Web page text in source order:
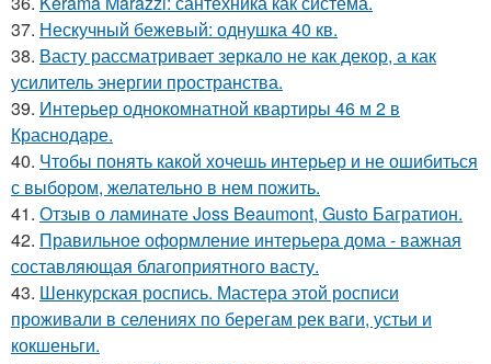
37. Нескучный бежевый: однушка 40 кв.
38. Васту рассматривает зеркало не как декор, а как
усилитель энергии пространства.
39. Интерьер однокомнатной квартиры 46 м 2 в
Краснодаре.
40. Чтобы понять какой хочешь интерьер и не ошибиться
с выбором, желательно в нем пожить.
41. Отзыв о ламинате Joss Beaumont, Gusto Багратион.
42. Правильное оформление интерьера дома - важная
составляющая благоприятного васту.
43. Шенкурская роспись. Мастера этой росписи
проживали в селениях по берегам рек ваги, устьи и
кокшеньги.